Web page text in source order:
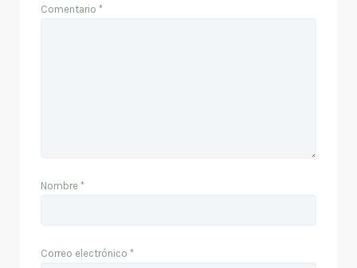
Comentario *
Nombre *
Correo electrónico *